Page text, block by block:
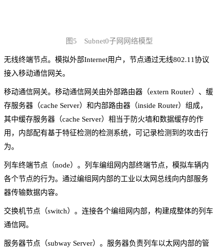
图5 Subnet0子网网络模型
无线终端节点。模拟外部Internet用户，节点通过无线802.11协议
接入移动通信网关。
移动通信网关。移动通信网关由外部路由器（extern Router）、缓
存服务器（cache Server）和内部路由器（inside Router）组成，
其中缓存服务器（cache Server）相当于防火墙和数据缓存的作
用，内部配有基于特征检测的检测系统，可记录检测到的攻击行
为。
列车终端节点（node）。列车编组网内部终端节点，模拟车辆内
各个节点的行为。通过编组网内部的工业以太网总线向内部服务
器传输数据内容。
交换机节点（switch）。连接各个编组网内部，构建成整体的列车
通信网。
服务器节点（subway Server）。服务器负责列车以太网内部的管